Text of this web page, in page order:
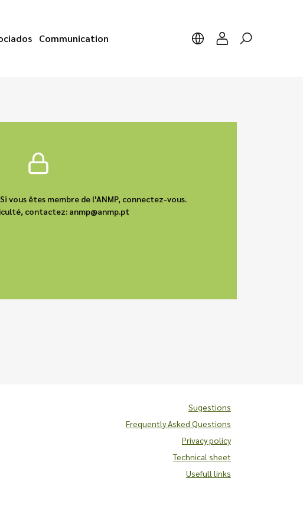
Communication
vous êtes membre de l'ANMP, connectez-vous.
contactez: anmp@anmp.pt
Sugestions
Frequently Asked Questions
Privacy policy
Technical sheet
Usefull links